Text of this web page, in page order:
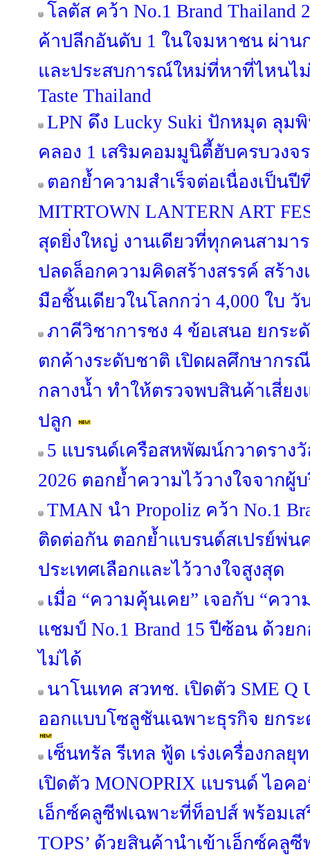
โลตัส คว้า No.1 Brand
ค้าปลีกอันดับ 1 ในใจมหาชน ผ่าน
และประสบการณ์ใหม่ที่หาที่ไหนไม่
Taste Thailand
LPN ดึง Lucky Suki ปักหมุด ลุม
คลอง 1 เสริมคอมมูนิตี้ฮับครบวงจร
ตอกย้ำความสำเร็จต่อเนื่องเป็นปี
MITRTOWN LANTERN ART
สุดยิ่งใหญ่ งานเดียวที่ทุกคนสามา
ปลดล็อกความคิดสร้างสรรค์ สร้า
มือชิ้นเดียวในโลกกว่า 4,000 ใบ
ภาคีวิชาการชง 4 ข้อเสนอ ยกระ
ตกค้างระดับชาติ เปิดผลศึกษากร
กลางน้ำ ทำให้ตรวจพบสินค้าเสี่ย
ปลูก
5 แบรนด์เครือสหพัฒน์กวาดรางวั
2026 ตอกย้ำความไว้วางใจจากผู้
TMAN นำ Propoliz คว้า No.1
ติดต่อกัน ตอกย้ำแบรนด์สเปรย์พ่
ประเทศเลือกและไว้วางใจสูงสุด
เมื่อ “ความคุ้นเคย” เจอกับ “คว
แชมป์ No.1 Brand 15 ปีซ้อน ด้วย
ไม่ได้
นาโนเทค สวทช. เปิดตัว SME Q
ออกแบบโซลูชันเฉพาะธุรกิจ ยกร
เซ็นทรัล รีเทล ฟู้ด เร่งเครื่องกลยุ
เปิดตัว MONOPRIX แบรนด์ ไอค
เอ็กซ์คลูซีฟเฉพาะที่ท็อปส์ พร้อมเส
TOPS’ ด้วยสินค้านำเข้าเอ็กซ์คลู